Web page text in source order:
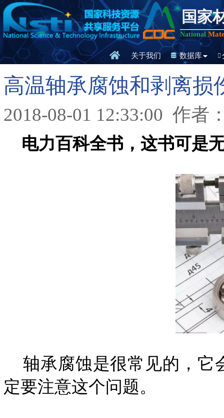
国家
National
关于我们 数据库
高温轴承腐蚀和剥离损
2018-08-01 12:33:00 作者
电力百科全书，这书可是
轴承腐蚀是很常见的，它
定要注意这个问题。